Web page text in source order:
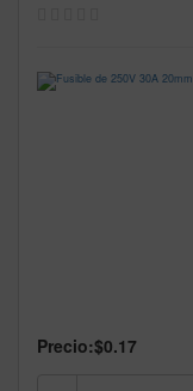
Precio:$0.17